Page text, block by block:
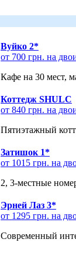
Вуйко 2*
от 700 грн. на
Кафе на 30 мест,
Коттедж SHULC
от 840 грн. на
Пятиэтажный
Затишок 1*
от 1015 грн. на
2, 3-местные
Эрней Лаз 3*
от 1295 грн. на
Современный